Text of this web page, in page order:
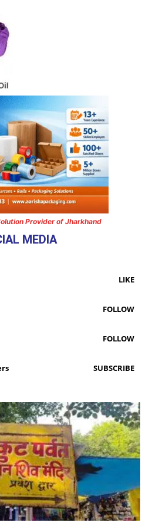
Provider of Jharkhand
MEDIA
LIKE
FOLLOW
FOLLOW
SUBSCRIBE